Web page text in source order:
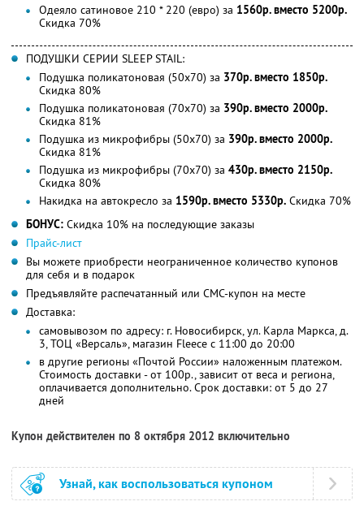
Одеяло сатиновое 210 * 220 (евро) за 1560р. вместо 5200р.
Скидка 70%
ПОДУШКИ СЕРИИ SLEEP STAIL:
Подушка поликатоновая (50х70) за 370р. вместо 1850р.
Скидка 80%
Подушка поликатоновая (70х70) за 390р. вместо 2000р.
Скидка 81%
Подушка из микрофибры (50х70) за 390р. вместо 2000р.
Скидка 81%
Подушка из микрофибры (70х70) за 430р. вместо 2150р.
Скидка 80%
Накидка на автокресло за 1590р. вместо 5330р. Скидка 70%
БОНУС: Скидка 10% на последующие заказы
Прайс-лист
Вы можете приобрести неограниченное количество купонов
для себя и в подарок
Предъявляйте распечатанный или СМС-купон на месте
Доставка:
самовывозом по адресу: г. Новосибирск, ул. Карла Маркса, д.
3, ТОЦ «Версаль», магазин Fleece с 11:00 до 20:00
в другие регионы «Почтой России» наложенным платежом.
Стоимость доставки - от 100р., зависит от веса и региона,
оплачивается дополнительно. Срок доставки: от 5 до 27
дней
Купон действителен по 8 октября 2012 включительно
Узнай, как воспользоваться купоном